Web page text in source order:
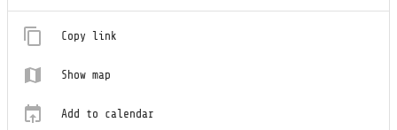
Copy link
Show map
Add to calendar